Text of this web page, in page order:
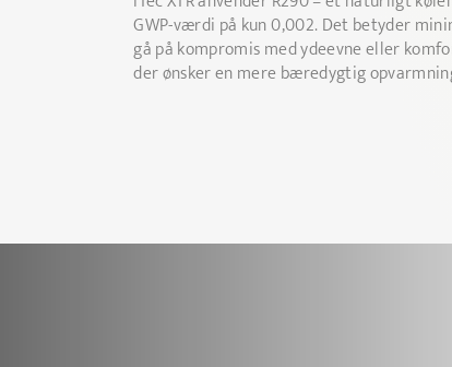
GWP-værdi på kun 0,002. Det betyder
gå på kompromis med ydeevne eller
der ønsker en mere bæredygtig